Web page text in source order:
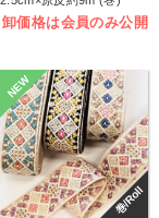
卸価格は会員のみ公開
巻/Roll
NEW